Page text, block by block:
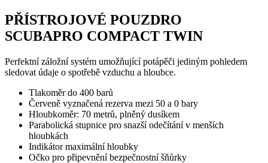
PŘÍSTROJOVÉ POUZDRO
SCUBAPRO COMPACT TWIN
Perfektní záložní systém umožňující potápěči jediným pohledem
sledovat údaje o spotřebě vzduchu a hloubce.
Tlakoměr do 400 barů
Červeně vyznačená rezerva mezi 50 a 0 bary
Hloubkoměr: 70 metrů, plněný dusíkem
Parabolická stupnice pro snazší odečítání v menších
hloubkách
Indikátor maximální hloubky
Očko pro připevnění bezpečnostní šňůrky